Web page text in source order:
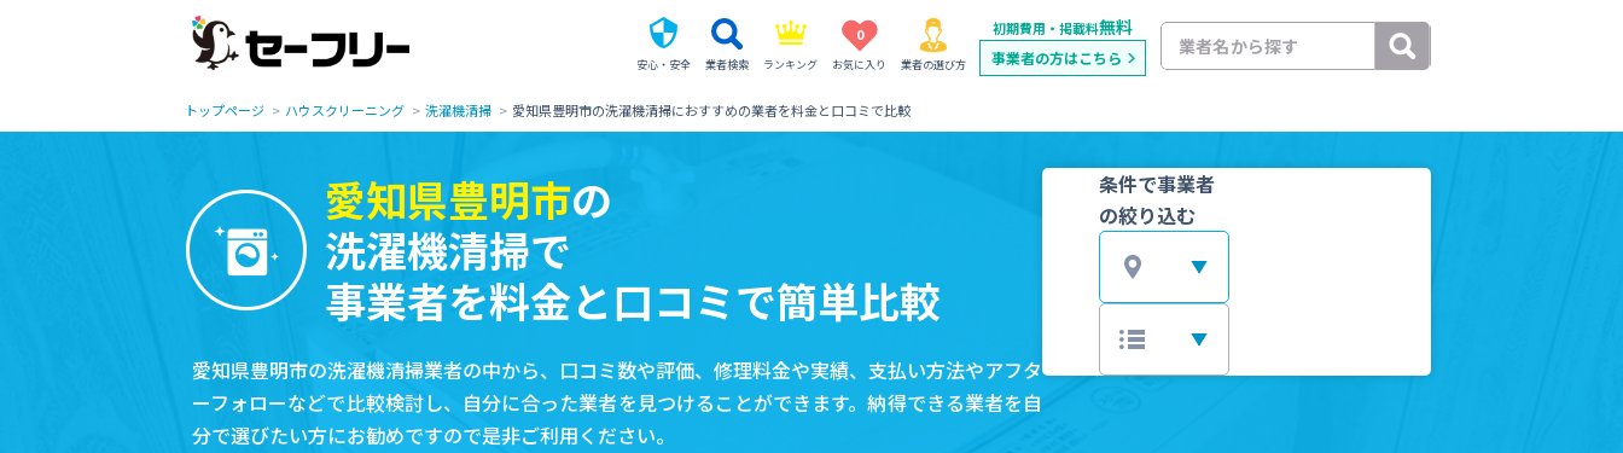
安心・安全 業者検索 ランキング
0
お気に入り 業者の選び方
初期費用・掲載料無料
事業者の方はこちら
トップページ ハウスクリーニング 洗濯機清掃 愛知県豊明市の洗濯機清掃におすすめの業者を料金と口コミで比較
愛知県豊明市の
洗濯機清掃で
事業者を料金と口コミで簡単比較
愛知県豊明市の洗濯機清掃業者の中から、口コミ数や評価、修理料金や実績、支払い方法やアフタ
ーフォローなどで比較検討し、自分に合った業者を見つけることができます。納得できる業者を自
分で選びたい方にお勧めですので是非ご利用ください。
条件で事業者
の絞り込む